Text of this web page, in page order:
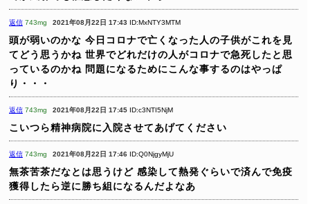
返信 743mg 2021年08月22日 17:43 ID:MxNTY3MTM
頭が弱いのかな 今日コロナで亡くなった人の子供がこれを見
てどう思うかね 世界でどれだけの人がコロナで急死したと思
っているのかね 問題になるためにこんな事するのはやっぱ
り・・・
返信 743mg 2021年08月22日 17:45 ID:c3NTI5NjM
こいつら精神病院に入院させてあげてください
返信 743mg 2021年08月22日 17:46 ID:Q0NjgyMjU
無茶苦茶だなとは思うけど 感染して熱発ぐらいで済んで免疫
獲得したら逆に勝ち組になるんだよなあ